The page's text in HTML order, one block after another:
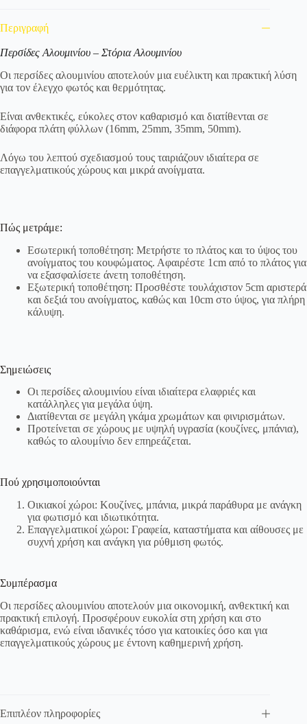
Περιγραφή
Περσίδες Αλουμινίου – Στόρια Αλουμινίου
Οι περσίδες αλουμινίου αποτελούν μια ευέλικτη και πρακτική λύση
για τον έλεγχο φωτός και θερμότητας.
Είναι ανθεκτικές, εύκολες στον καθαρισμό και διατίθενται σε
διάφορα πλάτη φύλλων (16mm, 25mm, 35mm, 50mm).
Λόγω του λεπτού σχεδιασμού τους ταιριάζουν ιδιαίτερα σε
επαγγελματικούς χώρους και μικρά ανοίγματα.
Πώς μετράμε:
Εσωτερική τοποθέτηση: Μετρήστε το πλάτος και το ύψος του
ανοίγματος του κουφώματος. Αφαιρέστε 1cm από το πλάτος για
να εξασφαλίσετε άνετη τοποθέτηση.
Εξωτερική τοποθέτηση: Προσθέστε τουλάχιστον 5cm αριστερά
και δεξιά του ανοίγματος, καθώς και 10cm στο ύψος, για πλήρη
κάλυψη.
Σημειώσεις
Οι περσίδες αλουμινίου είναι ιδιαίτερα ελαφριές και
κατάλληλες για μεγάλα ύψη.
Διατίθενται σε μεγάλη γκάμα χρωμάτων και φινιρισμάτων.
Προτείνεται σε χώρους με υψηλή υγρασία (κουζίνες, μπάνια),
καθώς το αλουμίνιο δεν επηρεάζεται.
Πού χρησιμοποιούνται
Οικιακοί χώροι: Κουζίνες, μπάνια, μικρά παράθυρα με ανάγκη
για φωτισμό και ιδιωτικότητα.
Επαγγελματικοί χώροι: Γραφεία, καταστήματα και αίθουσες με
συχνή χρήση και ανάγκη για ρύθμιση φωτός.
Συμπέρασμα
Οι περσίδες αλουμινίου αποτελούν μια οικονομική, ανθεκτική και
πρακτική επιλογή. Προσφέρουν ευκολία στη χρήση και στο
καθάρισμα, ενώ είναι ιδανικές τόσο για κατοικίες όσο και για
επαγγελματικούς χώρους με έντονη καθημερινή χρήση.
Επιπλέον πληροφορίες